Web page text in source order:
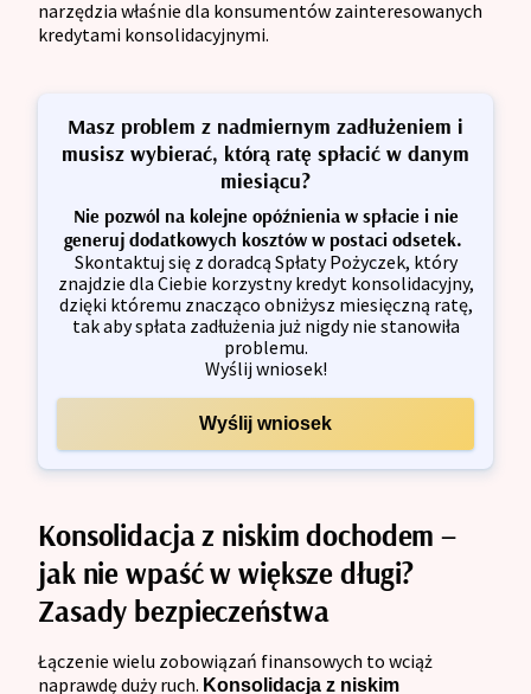
narzędzia właśnie dla konsumentów zainteresowanych
kredytami konsolidacyjnymi.
Masz problem z nadmiernym zadłużeniem i
musisz wybierać, którą ratę spłacić w danym
miesiącu?
Nie pozwól na kolejne opóźnienia w spłacie i nie
generuj dodatkowych kosztów w postaci odsetek.
Skontaktuj się z doradcą Spłaty Pożyczek, który
znajdzie dla Ciebie korzystny kredyt konsolidacyjny,
dzięki któremu znacząco obniżysz miesięczną ratę,
tak aby spłata zadłużenia już nigdy nie stanowiła
problemu.
Wyślij wniosek!
Wyślij wniosek
Konsolidacja z niskim dochodem –
jak nie wpaść w większe długi?
Zasady bezpieczeństwa
Łączenie wielu zobowiązań finansowych to wciąż
naprawdę duży ruch. Konsolidacja z niskim